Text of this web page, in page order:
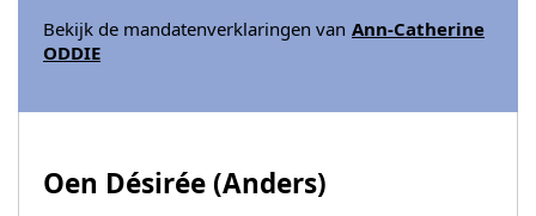
Bekijk de mandatenverklaringen van Ann-Catherine
ODDIE
Oen Désirée (Anders)